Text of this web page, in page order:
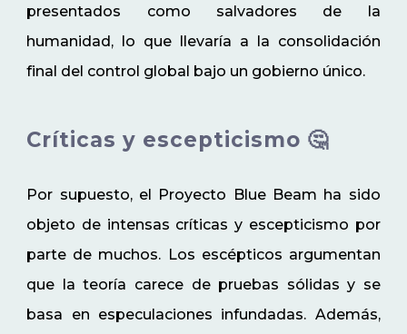
presentados como salvadores de la
humanidad, lo que llevaría a la consolidación
final del control global bajo un gobierno único.
Críticas y escepticismo 🤔
Por supuesto, el Proyecto Blue Beam ha sido
objeto de intensas críticas y escepticismo por
parte de muchos. Los escépticos argumentan
que la teoría carece de pruebas sólidas y se
basa en especulaciones infundadas. Además,